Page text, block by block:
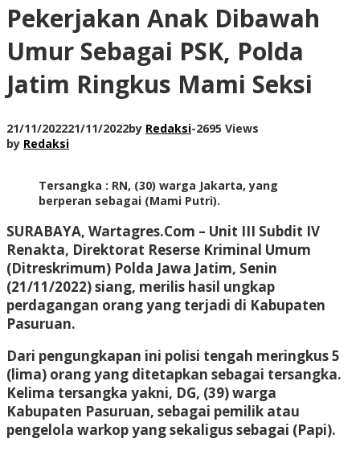
Pekerjakan Anak Dibawah
Umur Sebagai PSK, Polda
Jatim Ringkus Mami Seksi
21/11/202221/11/2022by Redaksi-2695 Views
by Redaksi
Tersangka : RN, (30) warga Jakarta, yang
berperan sebagai (Mami Putri).
SURABAYA, Wartagres.Com – Unit III Subdit IV
Renakta, Direktorat Reserse Kriminal Umum
(Ditreskrimum) Polda Jawa Jatim, Senin
(21/11/2022) siang, merilis hasil ungkap
perdagangan orang yang terjadi di Kabupaten
Pasuruan.
Dari pengungkapan ini polisi tengah meringkus 5
(lima) orang yang ditetapkan sebagai tersangka.
Kelima tersangka yakni, DG, (39) warga
Kabupaten Pasuruan, sebagai pemilik atau
pengelola warkop yang sekaligus sebagai (Papi).